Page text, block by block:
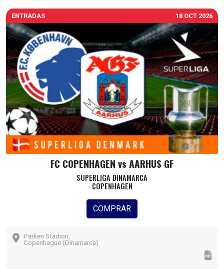
ENTRADAS 18 OCT 2026
FC COPENHAGEN vs AARHUS GF
SUPERLIGA DINAMARCA
COPENHAGEN
COMPRAR
Parken Stadion,
Copenhague (Dinamarca)